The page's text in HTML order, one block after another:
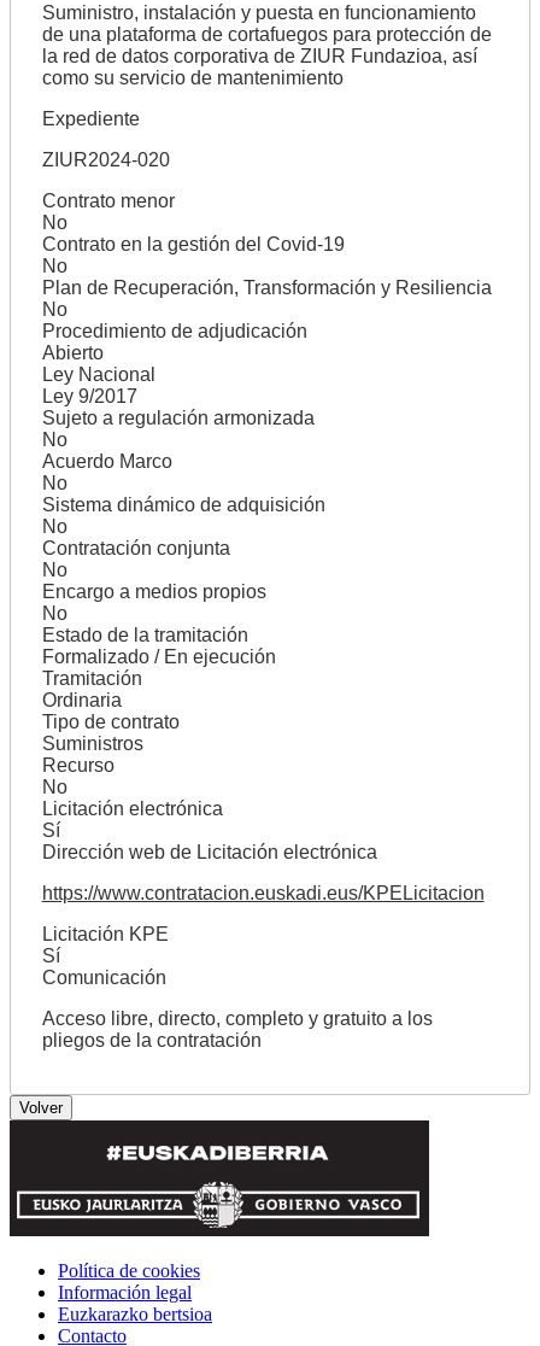
Suministro, instalación y puesta en funcionamiento
de una plataforma de cortafuegos para protección de
la red de datos corporativa de ZIUR Fundazioa, así
como su servicio de mantenimiento
Expediente
ZIUR2024-020
Contrato menor
No
Contrato en la gestión del Covid-19
No
Plan de Recuperación, Transformación y Resiliencia
No
Procedimiento de adjudicación
Abierto
Ley Nacional
Ley 9/2017
Sujeto a regulación armonizada
No
Acuerdo Marco
No
Sistema dinámico de adquisición
No
Contratación conjunta
No
Encargo a medios propios
No
Estado de la tramitación
Formalizado / En ejecución
Tramitación
Ordinaria
Tipo de contrato
Suministros
Recurso
No
Licitación electrónica
Sí
Dirección web de Licitación electrónica
https://www.contratacion.euskadi.eus/KPELicitacion
Licitación KPE
Sí
Comunicación
Acceso libre, directo, completo y gratuito a los
pliegos de la contratación
Política de cookies
Información legal
Euzkarazko bertsioa
Contacto